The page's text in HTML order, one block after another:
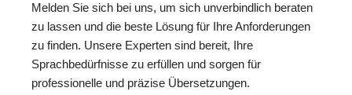
Melden Sie sich bei uns, um sich unverbindlich beraten
zu lassen und die beste Lösung für Ihre Anforderungen
zu finden. Unsere Experten sind bereit, Ihre
Sprachbedürfnisse zu erfüllen und sorgen für
professionelle und präzise Übersetzungen.